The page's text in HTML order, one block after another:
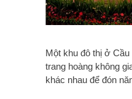
Một khu đô thị ở
trang hoàng không
khác nhau để đón